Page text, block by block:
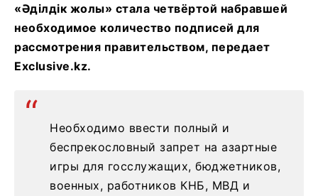
«Әділдік жолы» стала четвёртой набравшей
необходимое количество подписей для
рассмотрения правительством, передает
Exclusive.kz.
Необходимо ввести полный и
беспрекословный запрет на азартные
игры для госслужащих, бюджетников,
военных, работников КНБ, МВД и